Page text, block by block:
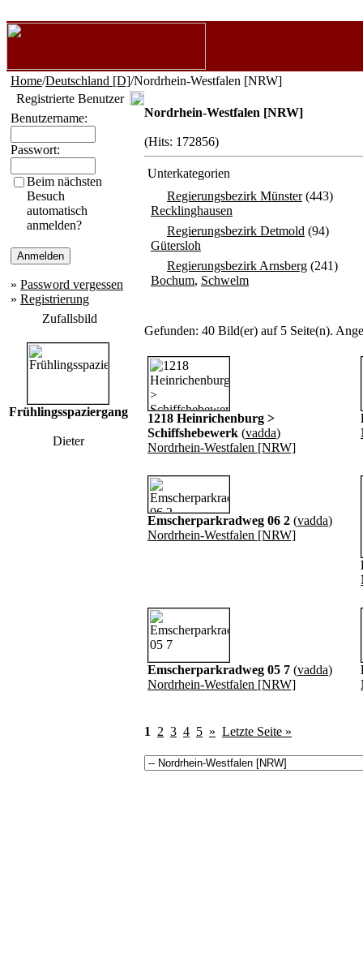
Home/Deutschland [D]/Nordrhein-Westfalen [NRW]
Registrierte Benutzer
Benutzername:
Passwort:
Beim nächsten
Besuch
automatisch
anmelden?
» Password vergessen
» Registrierung
Zufallsbild
Frühlingsspaziergang
Dieter
Nordrhein-Westfalen [NRW]
(Hits: 172856)
Unterkategorien
Regierungsbezirk Münster(443)
Recklinghausen
Regierungsbezirk Detmold (94)
Gütersloh
Regierungsbezirk Arnsberg (241)
Bochum, Schwelm
Gefunden: 40 Bild(er) auf 5 Seite(n).
1218 Heinrichenburg >
Schiffshebewerk (vadda)
Nordrhein-Westfalen [NRW]
Emscherparkradweg 06 2 (vadda)
Nordrhein-Westfalen [NRW]
Emscherparkradweg 05 7 (vadda)
Nordrhein-Westfalen [NRW]
1 2 3 4 5 » Letzte Seite »